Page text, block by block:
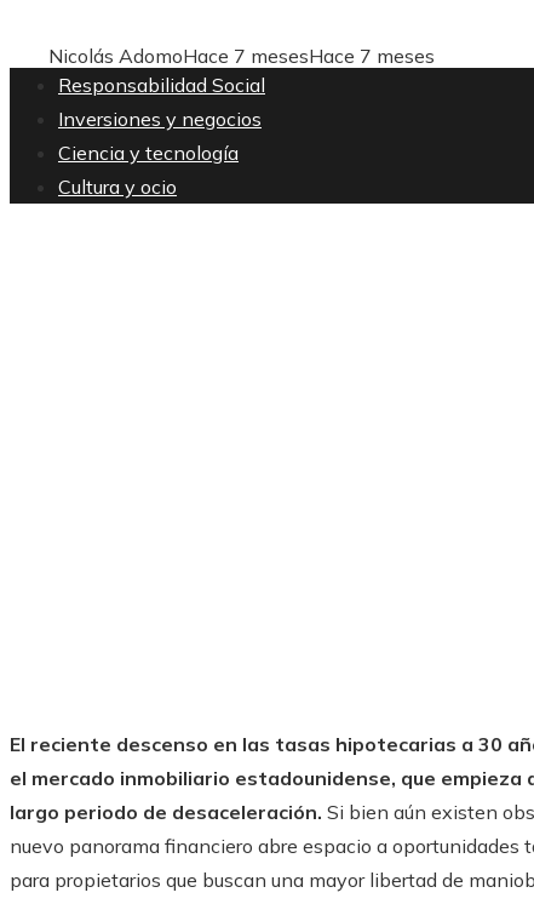
Responsabilidad Social
Inversiones y negocios
Ciencia y tecnología
Cultura y ocio
Nicolás AdomoHace 7 mesesHace 7 meses
El reciente descenso en las tasas hipotecarias a 30
el mercado inmobiliario estadounidense, que
largo periodo de desaceleración. Si bien aún existen
nuevo panorama financiero abre espacio a oportunidades
para propietarios que buscan una mayor libertad de